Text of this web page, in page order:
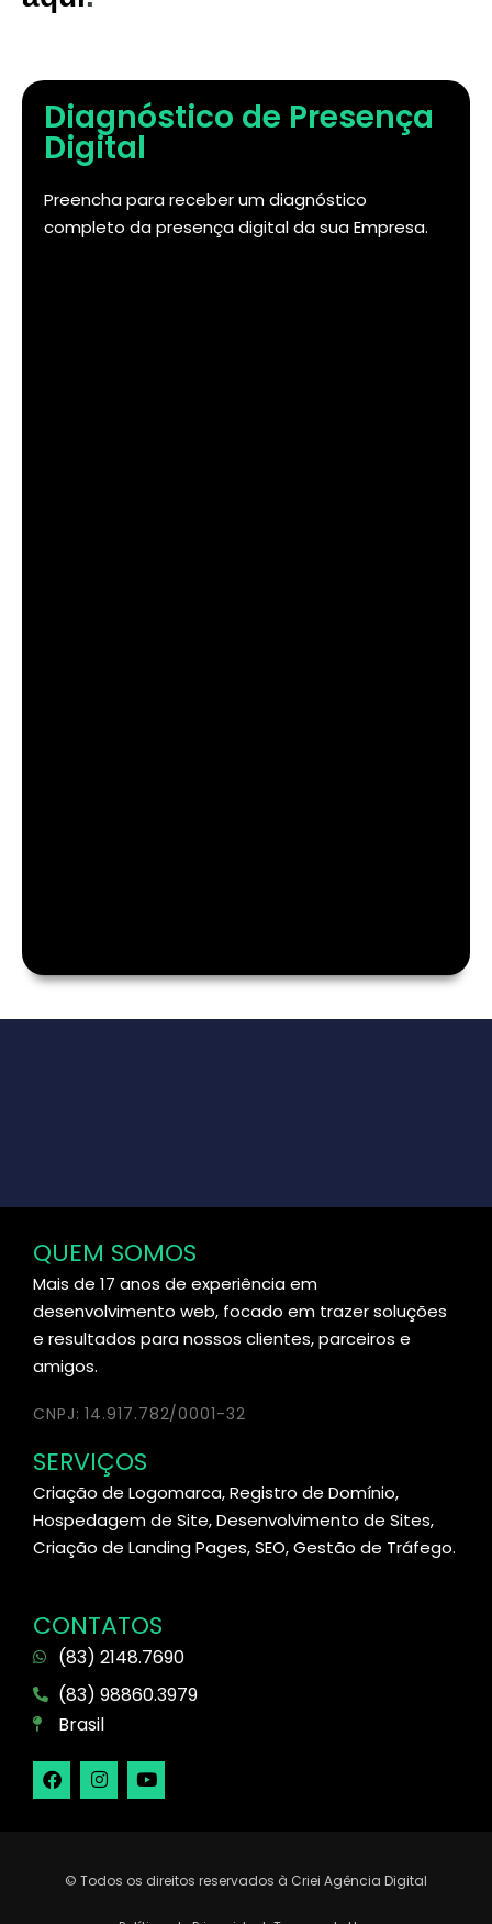
Diagnóstico de Presença
Digital
Preencha para receber um diagnóstico
completo da presença digital da sua Empresa.
QUEM SOMOS
Mais de 17 anos de experiência em
desenvolvimento web, focado em trazer soluções
e resultados para nossos clientes, parceiros e
amigos.
CNPJ: 14.917.782/0001-32
SERVIÇOS
Criação de Logomarca, Registro de Domínio,
Hospedagem de Site, Desenvolvimento de Sites,
Criação de Landing Pages, SEO, Gestão de Tráfego.
CONTATOS
(83) 2148.7690
(83) 98860.3979
Brasil
© Todos os direitos reservados à Criei Agência Digital